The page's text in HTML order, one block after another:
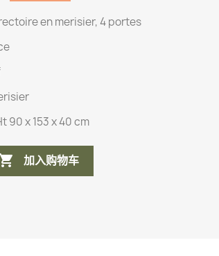
en merisier, 4 portes
90 x 153 x 40 cm
加入购物车